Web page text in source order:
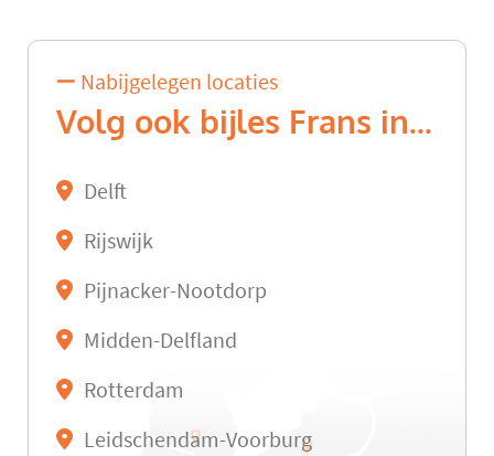
Nabijgelegen locaties
Volg ook bijles Frans in...
Delft
Rijswijk
Pijnacker-Nootdorp
Midden-Delfland
Rotterdam
Leidschendam-Voorburg